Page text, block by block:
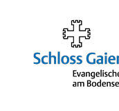
Werkzeugleiste öffnen
springen